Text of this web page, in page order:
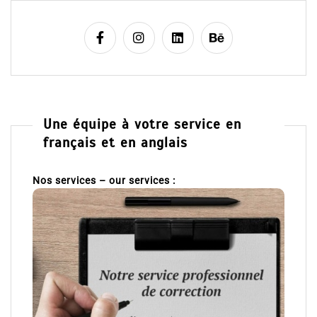
Une équipe à votre service en
français et en anglais
Nos services – our services :